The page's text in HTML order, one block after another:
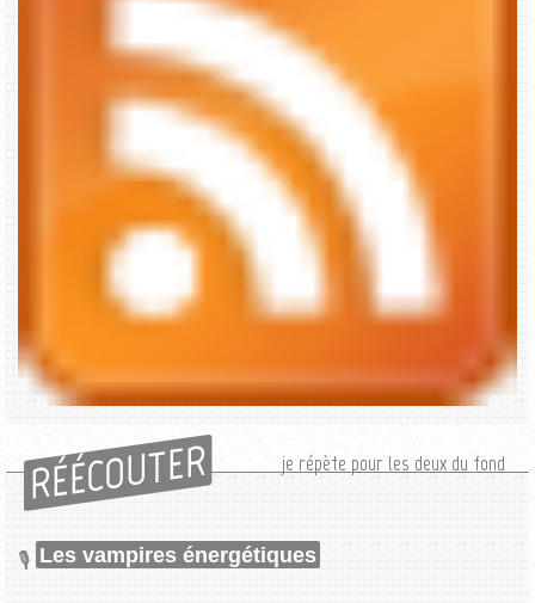
RÉÉCOUTER je répète pour les deux du fond
Les vampires énergétiques